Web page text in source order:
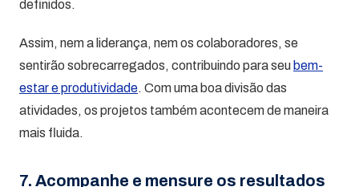
definidos.
Assim, nem a liderança, nem os colaboradores, se
sentirão sobrecarregados, contribuindo para seu bem-
estar e produtividade. Com uma boa divisão das
atividades, os projetos também acontecem de maneira
mais fluida.
7. Acompanhe e mensure os resultados